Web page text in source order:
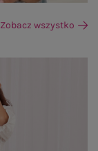
Zobacz wszystko